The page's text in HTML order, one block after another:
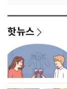
핫뉴스